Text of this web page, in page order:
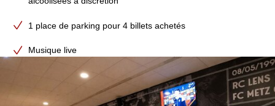
1 place de parking pour 4 billets achetés
Musique live